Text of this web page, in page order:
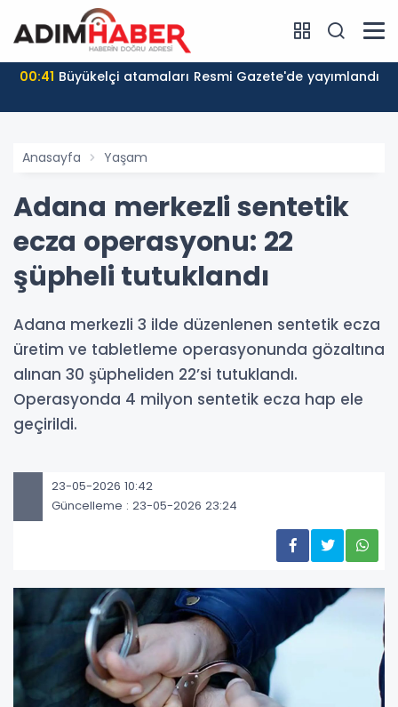
00:41 Büyükelçi atamaları Resmi Gazete'de yayımlandı
Anasayfa Yaşam
Adana merkezli sentetik
ecza operasyonu: 22
şüpheli tutuklandı
Adana merkezli 3 ilde düzenlenen sentetik ecza
üretim ve tabletleme operasyonunda gözaltına
alınan 30 şüpheliden 22’si tutuklandı.
Operasyonda 4 milyon sentetik ecza hap ele
geçirildi.
23-05-2026 10:42
Güncelleme : 23-05-2026 23:24